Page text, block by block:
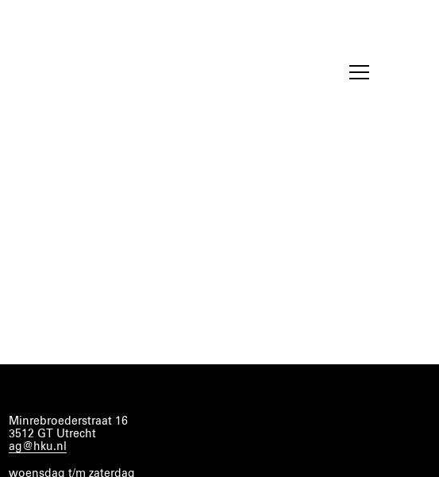
Minrebroederstraat 16
3512 GT Utrecht
ag@hku.nl
woensdag t/m zaterdag